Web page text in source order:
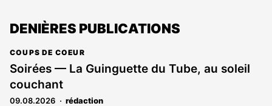
DENIÈRES PUBLICATIONS
COUPS DE COEUR
Soirées — La Guinguette du Tube, au soleil
couchant
09.08.2026 rédaction